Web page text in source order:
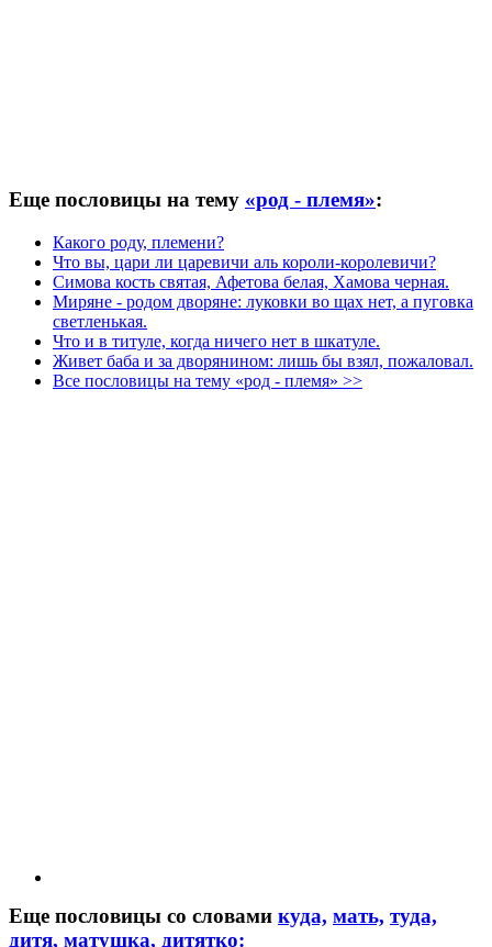
Еще пословицы на тему «род - племя»:
Какого роду, племени?
Что вы, цари ли царевичи аль короли-королевичи?
Симова кость святая, Афетова белая, Хамова черная.
Миряне - родом дворяне: луковки во щах нет, а пуговка
светленькая.
Что и в титуле, когда ничего нет в шкатуле.
Живет баба и за дворянином: лишь бы взял, пожаловал.
Все пословицы на тему «род - племя» >>
Еще пословицы со словами куда, мать, туда,
дитя, матушка, дитятко: